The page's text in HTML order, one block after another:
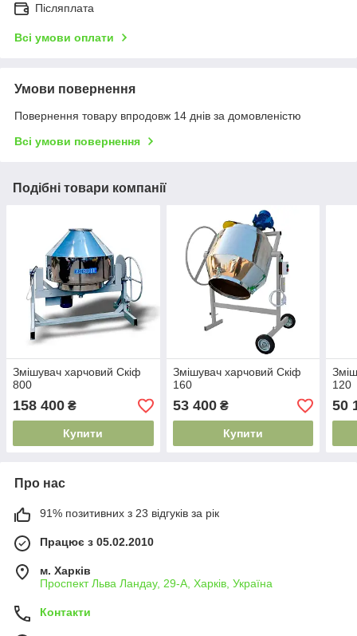
Післяплата
Всі умови оплати
Умови повернення
Повернення товару впродовж 14 днів за домовленістю
Всі умови повернення
Подібні товари компанії
Змішувач харчовий Скіф
800
158 400 ₴
Купити
Змішувач харчовий Скіф
160
53 400₴
Купити
120
50
Про нас
91% позитивних з 23 відгуків за рік
Працює з 05.02.2010
м. Харків
Проспект Льва Ландау, 29-А, Харків, Україна
Контакти